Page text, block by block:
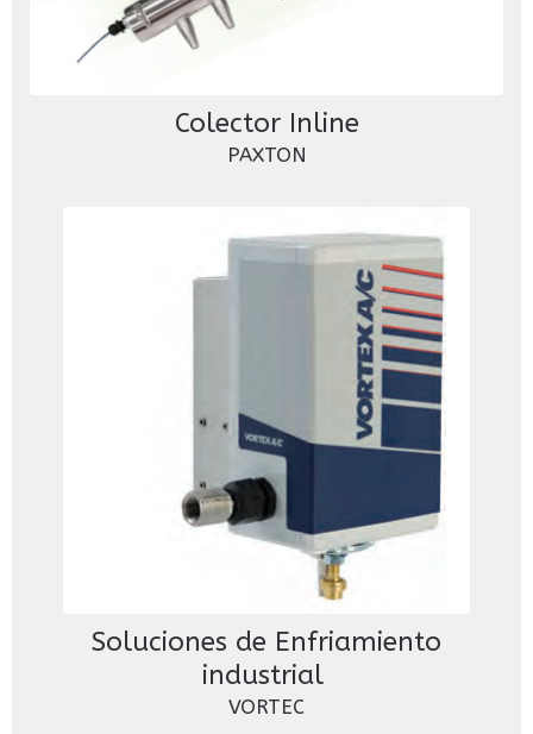
Colector Inline
PAXTON
Soluciones de Enfriamiento
industrial
VORTEC